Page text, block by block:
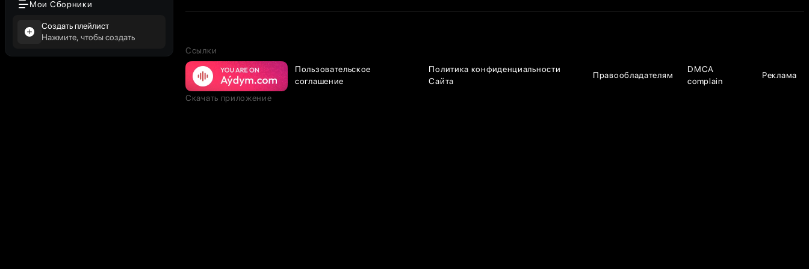
Мои Сборники
Создать плейлист
Нажмите, чтобы создать
Ссылки
Пользовательское
соглашение
Политика конфиденциальности
Сайта
Правообладателям
DMCA
complain
Реклама
Скачать приложение